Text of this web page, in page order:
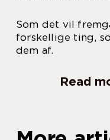
Som det vil
forskellige ting,
dem af.
Read